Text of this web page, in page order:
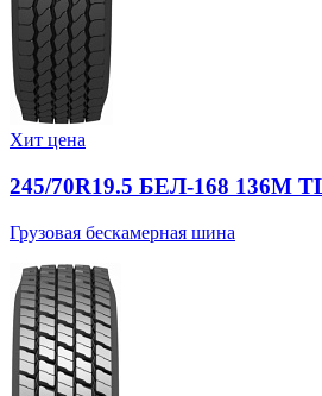
Хит цена
245/70R19.5 БЕЛ-168 136M
Грузовая бескамерная шина